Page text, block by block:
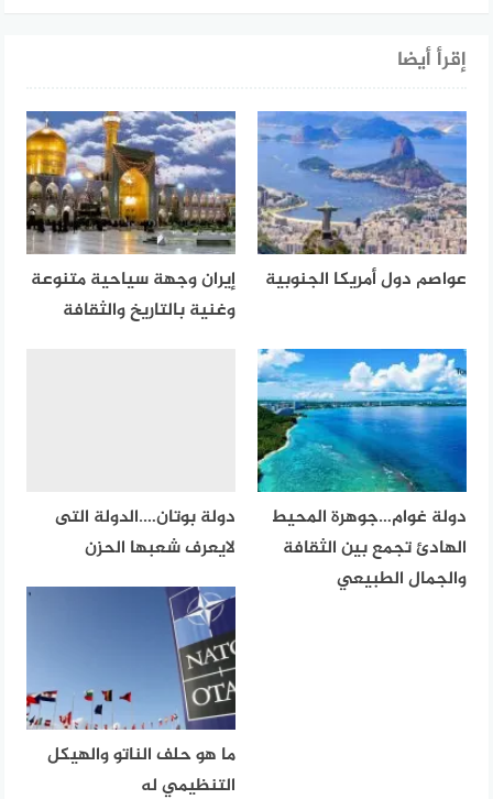
إقرأ أيضا
عواصم دول أمريكا الجنوبية
إيران وجهة سياحية متنوعة
وغنية بالتاريخ والثقافة
دولة غوام…جوهرة المحيط
الهادئ تجمع بين الثقافة
والجمال الطبيعي
دولة بوتان….الدولة التى
لايعرف شعبها الحزن
ما هو حلف الناتو والهيكل
التنظيمي له